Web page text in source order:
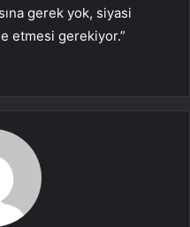
gerek yok, siyasi
etmesi gerekiyor.”